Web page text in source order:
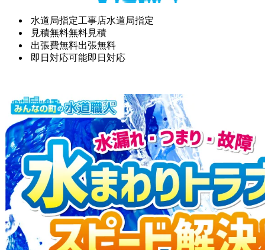
水道局指定工事店水道局指定
見積無料無料見積
出張費無料出張無料
即日対応可能即日対応